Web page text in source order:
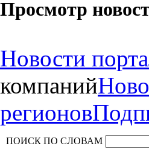
Просмотр
Новости
компаний
регионов
ПОИСК ПО СЛОВАМ